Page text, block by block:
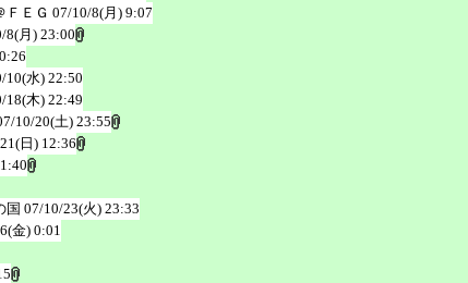
ＦＥＧ 07/10/8(月) 9:07
8(月) 23:00
10(水) 22:50
18(木) 22:49
10/20(土) 23:55
日) 12:36
国 07/10/23(火) 23:33
金) 0:01